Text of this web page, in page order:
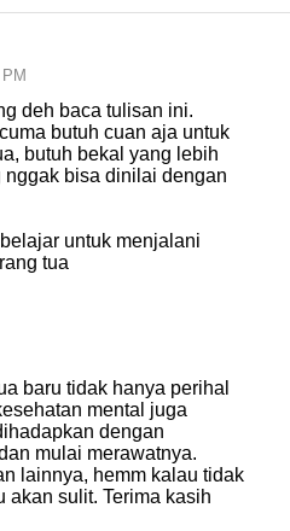
deh baca tulisan ini.
butuh cuan aja untuk
butuh bekal yang lebih
nggak bisa dinilai dengan
untuk menjalani
tua
baru tidak hanya perihal
mental juga
dengan
mulai merawatnya.
lainnya, hemm kalau tidak
akan sulit. Terima kasih